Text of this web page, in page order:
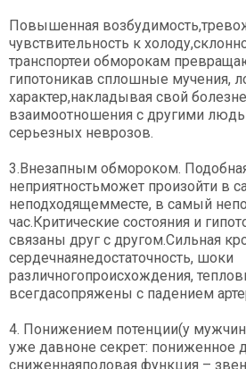
Повышенная
чувствительность к
транспортеи обморокам
гипотоникав сплошные мучения,
характер,накладывая свой
взаимоотношения с другими
серьезных неврозов.
3.Внезапным обмороком.
неприятностьможет произойти в
неподходящемместе, в самый
час.Критические состояния и
связаны друг с другом.Сильная
сердечнаянедостаточность, шоки
различногопроисхождения,
всегдасопряжены с падением
4. Понижением потенции(у
уже давноне секрет: пониженное
сниженнаяполовая функция –